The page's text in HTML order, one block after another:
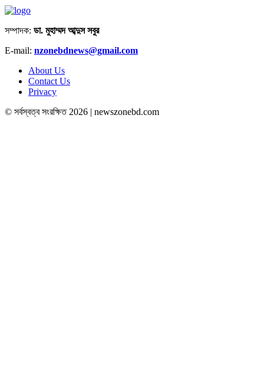
সম্পাদক: ডা. মুহাম্মদ আব্দুস সবুর
E-mail: nzonebdnews@gmail.com
About Us
Contact Us
Privacy
© সর্বস্বত্ব সংরক্ষিত 2026 | newszonebd.com